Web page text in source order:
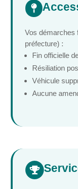

Vos démarches
préfecture) :
Fin officielle
Résiliation
Véhicule
Aucune
